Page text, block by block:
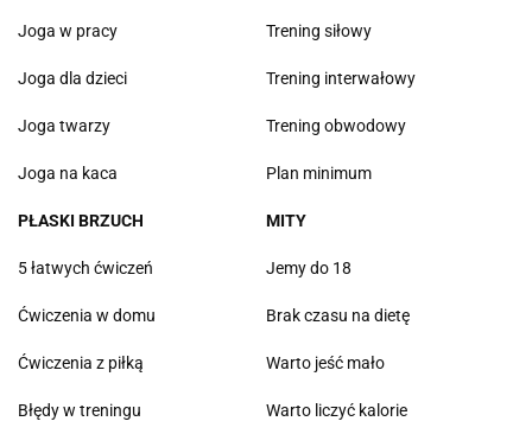
Joga w pracy
Joga dla dzieci
Joga twarzy
Joga na kaca
Trening siłowy
Trening interwałowy
Trening obwodowy
Plan minimum
PŁASKI BRZUCH
5 łatwych ćwiczeń
Ćwiczenia w domu
Ćwiczenia z piłką
Błędy w treningu
MITY
Jemy do 18
Brak czasu na dietę
Warto jeść mało
Warto liczyć kalorie